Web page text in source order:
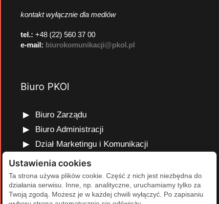
kontakt wyłącznie dla mediów
tel.: +48 (22) 560 37 00
e-mail: biurokomunikacji@pkol.pl
Biuro PKOl
Biuro Zarządu
Biuro Administracji
Dział Marketingu i Komunikacji
Dział Edukacji Olimpijskiej
Dział Finansów i Kadr
Dział Projektów Olimpijskich
Ustawienia cookies
Ta strona używa plików cookie. Część z nich jest niezbędna do
działania serwisu. Inne, np. analityczne, uruchamiamy tylko za
Twoją zgodą. Możesz je w każdej chwili wyłączyć. Po zapisaniu